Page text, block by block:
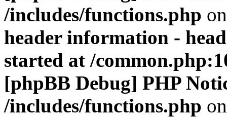
/includes/functions.php
header information -
started at /
[phpBB Debug] PHP
/includes/functions.php